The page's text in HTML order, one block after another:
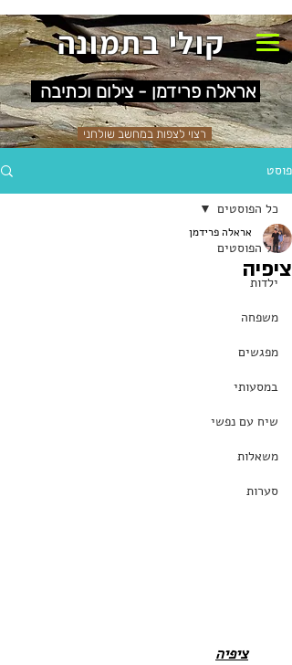
קולי בתמונה
אראלה פרידמן - צילום וכתיבה
רצוי לצפות במחשב שולחני
פוסט
כל הפוסטים
ילדות
משפחה
מפגשים
במסעותי
שיח עם נפשי
משאלות
סערות
כל הפוסטים
ציפיה
אראלה פרידמן
ציפיה